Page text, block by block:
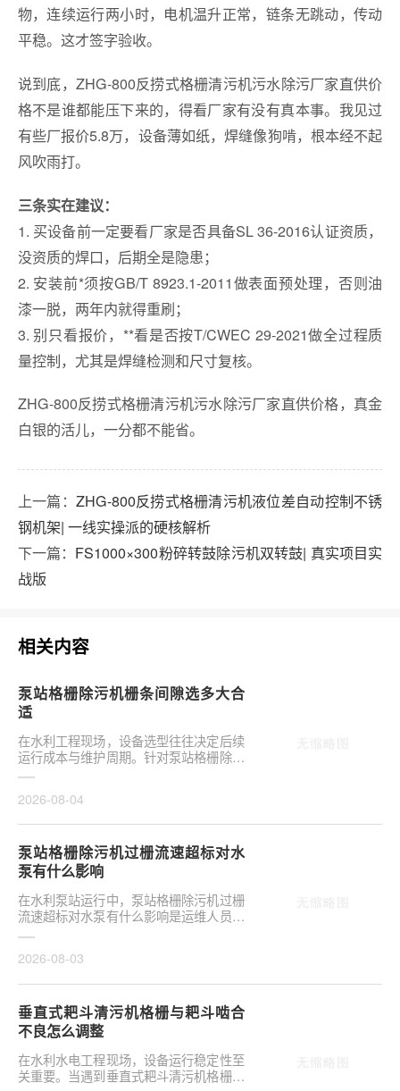
物，连续运行两小时，电机温升正常，链条无跳动，传动
平稳。这才签字验收。
说到底，ZHG-800反捞式格栅清污机污水除污厂家直供价
格不是谁都能压下来的，得看厂家有没有真本事。我见过
有些厂报价5.8万，设备薄如纸，焊缝像狗啃，根本经不起
风吹雨打。
三条实在建议：
1. 买设备前一定要看厂家是否具备SL 36-2016认证资质，
没资质的焊口，后期全是隐患；
2. 安装前*须按GB/T 8923.1-2011做表面预处理，否则油
漆一脱，两年内就得重刷；
3. 别只看报价，**看是否按T/CWEC 29-2021做全过程质
量控制，尤其是焊缝检测和尺寸复核。
ZHG-800反捞式格栅清污机污水除污厂家直供价格，真金
白银的活儿，一分都不能省。
上一篇： ZHG-800反捞式格栅清污机液位差自动控制不锈
钢机架| 一线实操派的硬核解析
下一篇： FS1000×300粉碎转鼓除污机双转鼓| 真实项目实
战版
相关内容
泵站格栅除污机栅条间隙选多大合
适
在水利工程现场，设备选型往往决定后续
运行成本与维护周期。针对泵站格栅除污
机栅条间隙选多大合适，需结合具体工况
2026-08-04
泵站格栅除污机过栅流速超标对水
泵有什么影响
在水利泵站运行中，泵站格栅除污机过栅
流速超标对水泵有什么影响是运维人员关
注的核心议题。当水流通过格栅的速度超
2026-08-03
垂直式耙斗清污机格栅与耙斗啮合
不良怎么调整
在水利水电工程现场，设备运行稳定性至
关重要。当遇到垂直式耙斗清污机格栅与